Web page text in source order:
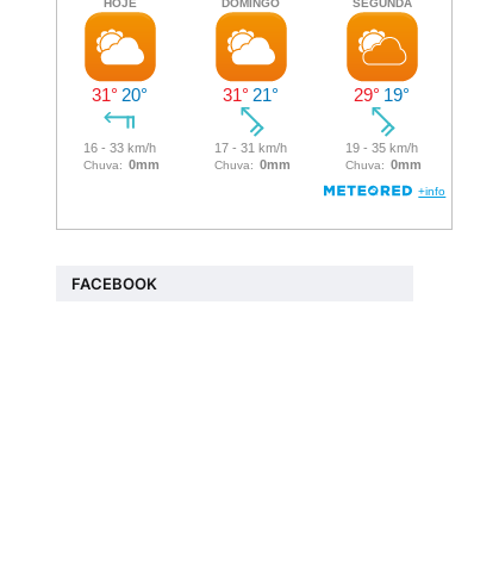
FACEBOOK